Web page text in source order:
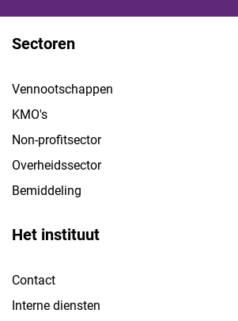
Sectoren
Vennootschappen
KMO's
Non-profitsector
Overheidssector
Bemiddeling
Het instituut
Contact
Interne diensten